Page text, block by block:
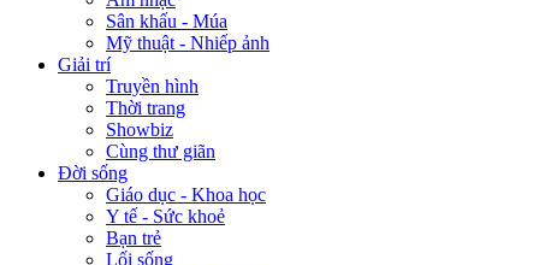
Sân khấu - Múa
Mỹ thuật - Nhiếp ảnh
Giải trí
Truyền hình
Thời trang
Showbiz
Cùng thư giãn
Đời sống
Giáo dục - Khoa học
Y tế - Sức khoẻ
Bạn trẻ
Lối sống